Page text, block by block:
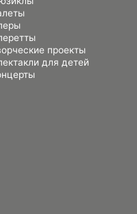
проекты
для детей